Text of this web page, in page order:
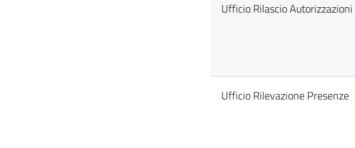
Ufficio Rilascio Autorizzazioni
Ufficio Rilevazione Presenze